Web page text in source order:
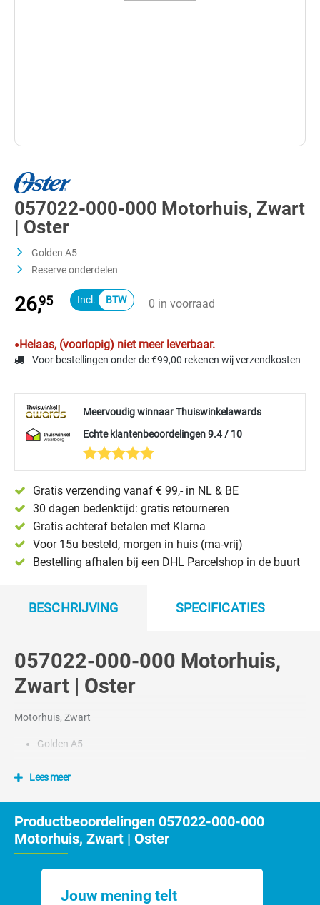
057022-000-000 Motorhuis, Zwart
| Oster
Golden A5
Reserve onderdelen
26,95 0 in voorraad
Helaas, (voorlopig) niet meer leverbaar.
Voor bestellingen onder de €99,00 rekenen wij verzendkosten
Meervoudig winnaar Thuiswinkelawards
Echte klantenbeoordelingen 9.4 / 10
Gratis verzending vanaf € 99,- in NL & BE
30 dagen bedenktijd: gratis retourneren
Gratis achteraf betalen met Klarna
Voor 15u besteld, morgen in huis (ma-vrij)
Bestelling afhalen bij een DHL Parcelshop in de buurt
BESCHRIJVING SPECIFICATIES
057022-000-000 Motorhuis,
Zwart | Oster
Motorhuis, Zwart
Golden A5
Lees meer
Productbeoordelingen 057022-000-000
Motorhuis, Zwart | Oster
Jouw mening telt